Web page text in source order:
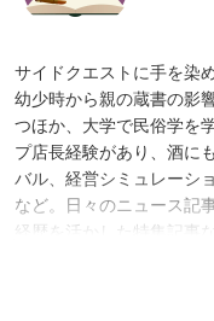
サイドクエストに手を染
幼少時から親の蔵書の影
つほか、大学で民俗学を
プ店長経験があり、酒に
バル、経営シミュレーシ
など。日々のニュース記
経歴を活かした特集記事